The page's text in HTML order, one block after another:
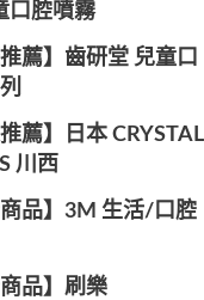
口腔噴霧
薦】齒研堂 兒童口
薦】日本 CRYSTAL
川西
品】3M 生活/口腔
品】刷樂